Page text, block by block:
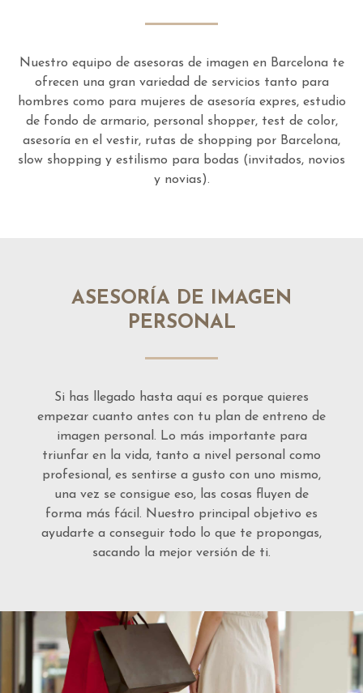
Nuestro equipo de asesoras de imagen en Barcelona te
ofrecen una gran variedad de servicios tanto para
hombres como para mujeres de asesoría expres, estudio
de fondo de armario, personal shopper, test de color,
asesoría en el vestir, rutas de shopping por Barcelona,
slow shopping y estilismo para bodas (invitados, novios
y novias).
ASESORÍA DE IMAGEN
PERSONAL
Si has llegado hasta aquí es porque quieres
empezar cuanto antes con tu plan de entreno de
imagen personal. Lo más importante para
triunfar en la vida, tanto a nivel personal como
profesional, es sentirse a gusto con uno mismo,
una vez se consigue eso, las cosas fluyen de
forma más fácil. Nuestro principal objetivo es
ayudarte a conseguir todo lo que te propongas,
sacando la mejor versión de ti.